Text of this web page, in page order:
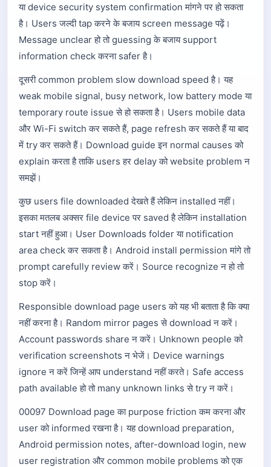
या device security system confirmation मांगने पर हो सकता
है। Users जल्दी tap करने के बजाय screen message पढ़ें।
Message unclear हो तो guessing के बजाय support
information check करना safer है।
दूसरी common problem slow download speed है। यह
weak mobile signal, busy network, low battery mode या
temporary route issue से हो सकता है। Users mobile data
और Wi-Fi switch कर सकते हैं, page refresh कर सकते हैं या बाद
में try कर सकते हैं। Download guide इन normal causes को
explain करता है ताकि users हर delay को website problem न
समझें।
कुछ users file downloaded देखते हैं लेकिन installed नहीं।
इसका मतलब अक्सर file device पर saved है लेकिन installation
start नहीं हुआ। User Downloads folder या notification
area check कर सकता है। Android install permission मांगे तो
prompt carefully review करें। Source recognize न हो तो
stop करें।
Responsible download page users को यह भी बताता है कि क्या
नहीं करना है। Random mirror pages से download न करें।
Account passwords share न करें। Unknown people को
verification screenshots न भेजें। Device warnings
ignore न करें जिन्हें आप understand नहीं करते। Safe access
path available हो तो many unknown links से try न करें।
00097 Download page का purpose friction कम करना और
user को informed रखना है। यह download preparation,
Android permission notes, after-download login, new
user registration और common mobile problems को एक